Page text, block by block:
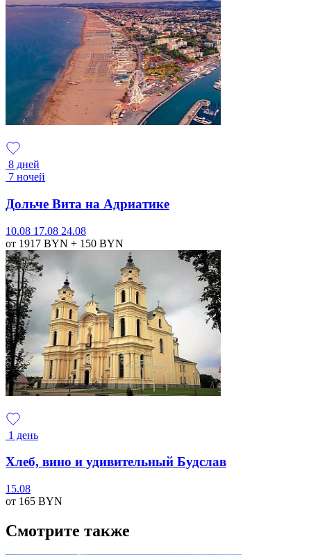
8 дней
7 ночей
Дольче Вита на Адриатике
10.08 17.08 24.08
от 1917 BYN + 150 BYN
1 день
Хлеб, вино и удивительный Будслав
15.08
от 165 BYN
Смотрите также